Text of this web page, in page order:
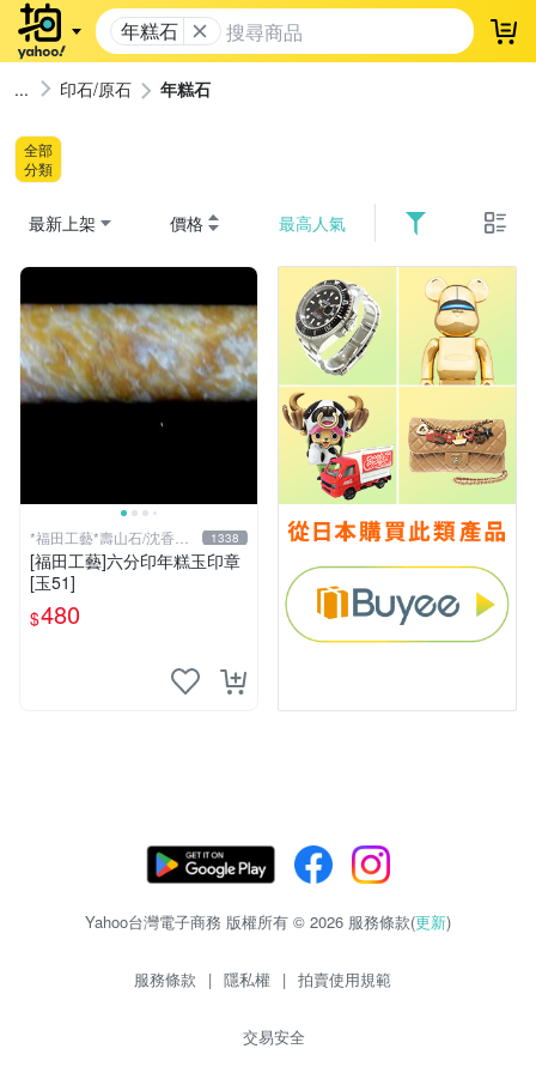
年糕石 登
印石/原石 年糕石
全部
分類
最新上架 價格 最高人氣
*福田工藝*壽山石/沈香檀
香
1338
[福田工藝]六分印年糕玉印章
[玉51]
$480
Yahoo台灣電子商務 版權所有 © 2026 服務條款(更新)
服務條款 | 隱私權 | 拍賣使用規範
交易安全